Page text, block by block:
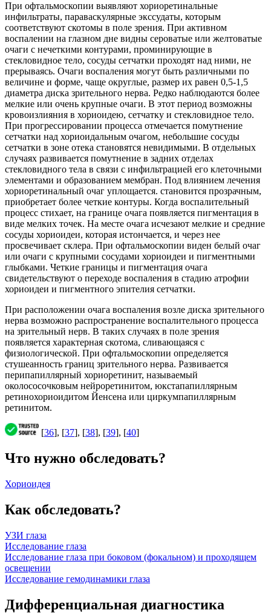
При офтальмоскопии выявляют хориоретинальные
инфильтраты, параваскулярные экссудаты, которым
соответствуют скотомы в поле зрения. При активном
воспалении на глазном дне видны сероватые или желтоватые
очаги с нечеткими контурами, проминирующие в
стекловидное тело, сосуды сетчатки проходят над ними, не
прерываясь. Очаги воспаления могут быть различными по
величине и форме, чаще округлые, размер их равен 0,5-1,5
диаметра диска зрительного нерва. Редко наблюдаются более
мелкие или очень крупные очаги. В этот период возможны
кровоизлияния в хориоидею, сетчатку и стекловидное тело.
При прогрессировании процесса отмечается помутнение
сетчатки над хориоидальным очагом, небольшие сосуды
сетчатки в зоне отека становятся невидимыми. В отдельных
случаях развивается помутнение в задних отделах
стекловидного тела в связи с инфильтрацией его клеточными
элементами и образованием мембран. Под влиянием лечения
хориоретинальный очаг уплощается. становится прозрачным,
приобретает более четкие контуры. Когда воспалительный
процесс стихает, на границе очага появляется пигментация в
виде мелких точек. На месте очага исчезают мелкие и средние
сосуды хориоидеи, которая истончается, и через нее
просвечивает склера. При офтальмоскопии виден белый очаг
или очаги с крупными сосудами хориоидеи и пигментными
глыбками. Четкие границы и пигментация очага
свидетельствуют о переходе воспаления в стадию атрофии
хориоидеи и пигментного эпителия сетчатки.
При расположении очага воспаления возле диска зрительного
нерва возможно распространение воспалительного процесса
на зрительный нерв. В таких случаях в поле зрения
появляется характерная скотома, сливающаяся с
физиологической. При офтальмоскопии определяется
стушеанность границ зрительного нерва. Развивается
перипапиллярный хориоретинит, называемый
околососочковым нейроретинитом, юкстапапиллярным
ретинохориоидитом Йенсена или циркумпапиллярным
ретинитом.
[36], [37], [38], [39], [40]
Что нужно обследовать?
Хориоидея
Как обследовать?
УЗИ глаза
Исследование глаза
Исследование глаза при боковом (фокальном) и проходящем
освещении
Исследование гемодинамики глаза
Дифференциальная диагностика